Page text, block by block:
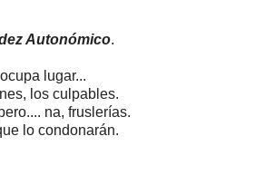
Autonómico.
lugar...
los culpables.
na, fruslerías.
lo condonarán.